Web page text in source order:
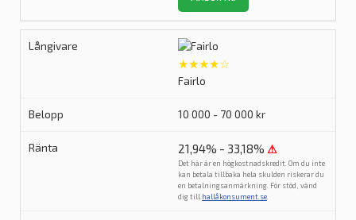
★★★★☆
Fairlo
10 000 - 70 000 kr
21,94% - 33,18% ⚠
Det här är en högkostnadskredit. Om du inte
kan betala tillbaka hela skulden riskerar du
en betalningsanmärkning. För stöd, vänd
dig till hallåkonsument.se